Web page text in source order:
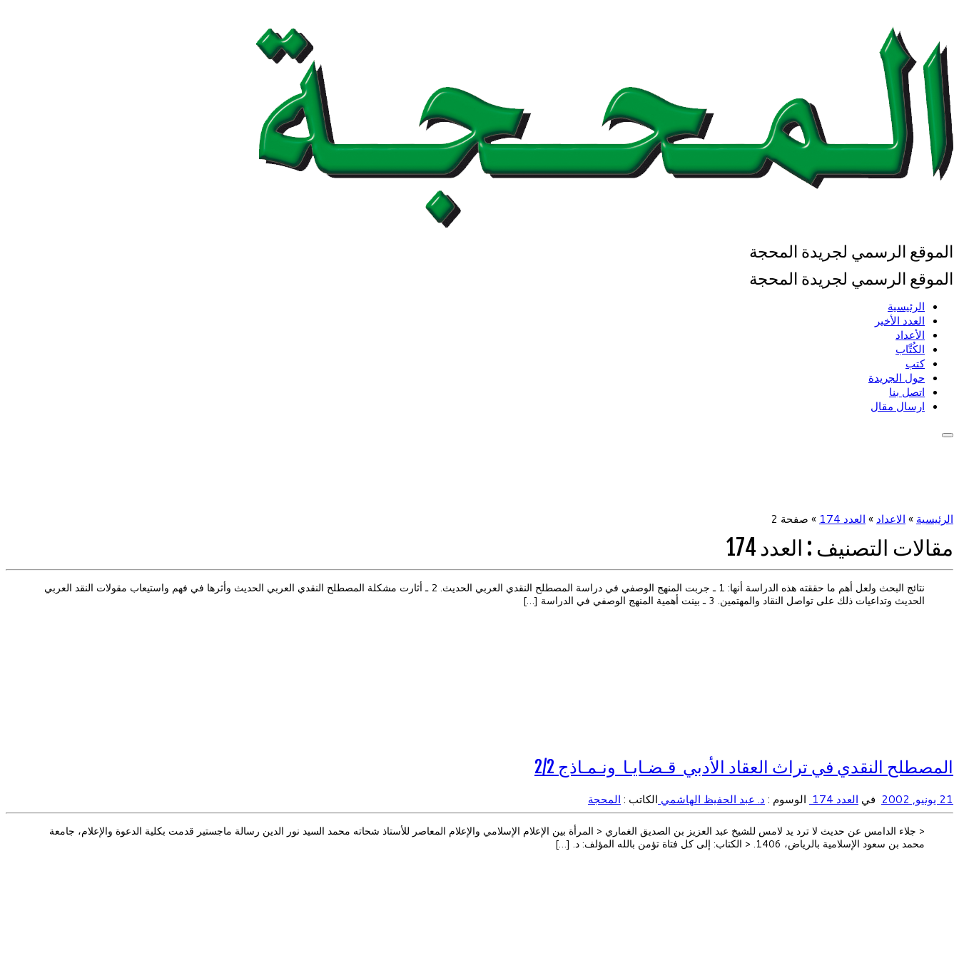
الموقع الرسمي لجريدة المحجة
الموقع الرسمي لجريدة المحجة
الرئيسية
العدد الأخير
الأعداد
الكُتَّاب
كتب
حول الجريدة
اتصل بنا
ارسال مقال
الرئيسية » الاعداد » العدد 174 » صفحة 2
مقالات التصنيف : العدد 174
نتائج البحث ولعل أهم ما حققته هذه الدراسة أنها: 1 ـ جربت المنهج الوصفي في دراسة المصطلح النقدي العربي الحديث. 2 ـ أثارت مشكلة المصطلح النقدي العربي الحديث وأثرها في فهم واستيعاب مقولات النقد العربي
الحديث وتداعيات ذلك على تواصل النقاد والمهتمين. 3 ـ بينت أهمية المنهج الوصفي في الدراسة […]
المصطلح النقدي في تراث العقاد الأدبي قـضـايـا ونـمـاذج 2/2
21 يونيو, 2002 في العدد 174 الوسوم : د. عبد الحفيظ الهاشمي الكاتب : المحجة
< جلاء الدامس عن حديث لا ترد يد لامس للشيخ عبد العزيز بن الصديق الغماري < المرأة بين الإعلام الإسلامي والإعلام المعاصر للأستاذ شحاته محمد السيد نور الدين رسالة ماجستير قدمت بكلية الدعوة والإعلام، جامعة
محمد بن سعود الإسلامية بالرياض، 1406. < الكتاب: إلى كل فتاة تؤمن بالله المؤلف: د. […]